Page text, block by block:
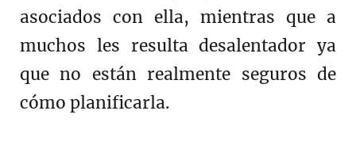
asociados con ella, mientras que a
muchos les resulta desalentador ya
que no están realmente seguros de
cómo planificarla.